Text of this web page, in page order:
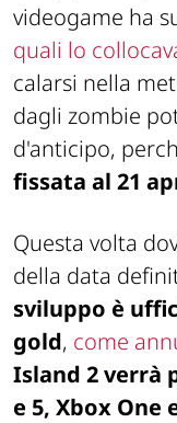
videogame ha
quali lo
calarsi nella
dagli zombie
d'anticipo,
fissata al 21
Questa volta
della data
sviluppo è
gold, come
Island 2 verrà
e 5, Xbox One